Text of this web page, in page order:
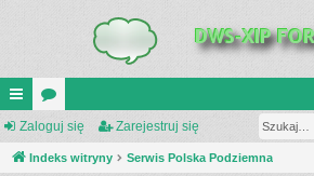
UI
C
or
a
Zaloguj się Zarejestruj się
Indeks witryny Serwis Polska Podziemna